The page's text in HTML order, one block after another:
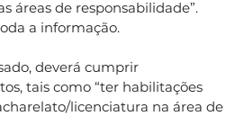
áreas de responsabilidade”.
a informação.
deverá cumprir
tais como “ter habilitações
licenciatura na área de